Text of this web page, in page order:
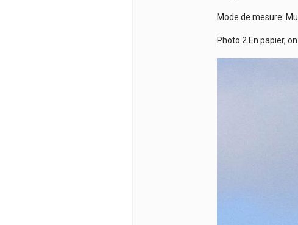
Mode de mesure:
Photo 2 En papier,